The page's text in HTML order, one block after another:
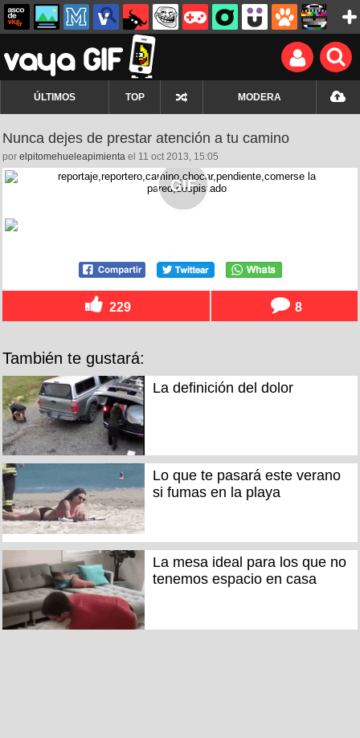
ÚLTIMOS TOP MODERA
Nunca dejes de prestar atención a tu camino
por elpitomehueleapimienta el 11 oct 2013, 15:05
229 8
También te gustará:
La definición del dolor
Lo que te pasará este verano
si fumas en la playa
La mesa ideal para los que no
tenemos espacio en casa